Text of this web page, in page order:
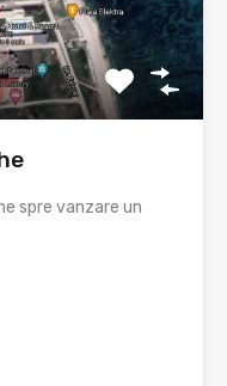
spre vanzare un